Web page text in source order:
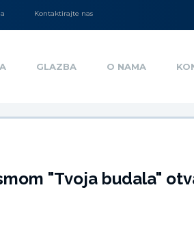
Kontaktirajte nas
GLAZBA O NAMA
"Tvoja budala"